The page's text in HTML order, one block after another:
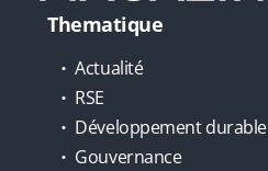
Thematique
Actualité
RSE
Développement durable
Gouvernance